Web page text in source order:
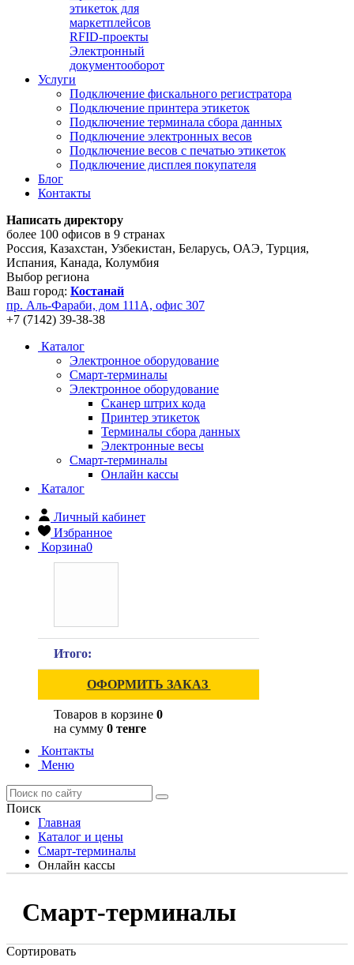
этикеток для
маркетплейсов
RFID-проекты
Электронный
документооборот
Услуги
Подключение фискального регистратора
Подключение принтера этикеток
Подключение терминала сбора данных
Подключение электронных весов
Подключение весов с печатью этикеток
Подключение дисплея покупателя
Блог
Контакты
Написать директору
более 100 офисов в 9 странах
Россия, Казахстан, Узбекистан, Беларусь, ОАЭ, Турция,
Испания, Канада, Колумбия
Выбор региона
Ваш город: Костанай
пр. Аль-Фараби, дом 111А, офис 307
+7 (7142) 39-38-38
Каталог
Электронное оборудование
Смарт-терминалы
Электронное оборудование
Сканер штрих кода
Принтер этикеток
Терминалы сбора данных
Электронные весы
Смарт-терминалы
Онлайн кассы
Каталог
Личный кабинет
Избранное
Корзина0
Итого:
ОФОРМИТЬ ЗАКАЗ
Товаров в корзине 0
на сумму 0 тенге
Контакты
Меню
Поиск
Главная
Каталог и цены
Смарт-терминалы
Онлайн кассы
Смарт-терминалы
Сортировать